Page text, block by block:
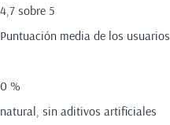
4,7 sobre 5
Puntuación media de los usuarios
0 %
natural, sin aditivos artificiales